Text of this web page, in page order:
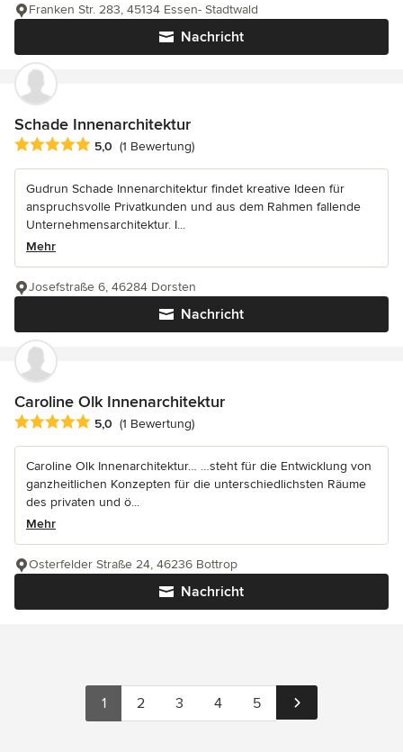
Nachricht
Franken Str. 283, 45134 Essen- Stadtwald
Schade Innenarchitektur
Durchschnittliche Bewertung: 5 von 5 Sternen
5,0 (1 Bewertung)
Gudrun Schade Innenarchitektur findet kreative Ideen für
anspruchsvolle Privatkunden und aus dem Rahmen fallende
Unternehmensarchitektur. I...
Mehr
Nachricht
Josefstraße 6, 46284 Dorsten
Caroline Olk Innenarchitektur
Durchschnittliche Bewertung: 5 von 5 Sternen
5,0 (1 Bewertung)
Caroline Olk Innenarchitektur… …steht für die Entwicklung von
ganzheitlichen Konzepten für die unterschiedlichsten Räume
des privaten und ö...
Mehr
Nachricht
Osterfelder Straße 24, 46236 Bottrop
1 2 3 4 5